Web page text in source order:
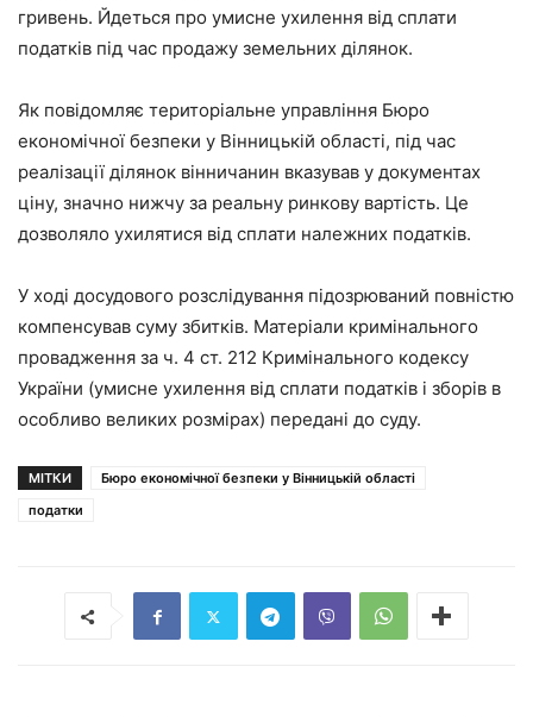
гривень. Йдеться про умисне ухилення від сплати
податків під час продажу земельних ділянок.
Як повідомляє територіальне управління Бюро
економічної безпеки у Вінницькій області, під час
реалізації ділянок вінничанин вказував у документах
ціну, значно нижчу за реальну ринкову вартість. Це
дозволяло ухилятися від сплати належних податків.
У ході досудового розслідування підозрюваний повністю
компенсував суму збитків. Матеріали кримінального
провадження за ч. 4 ст. 212 Кримінального кодексу
України (умисне ухилення від сплати податків і зборів в
особливо великих розмірах) передані до суду.
МІТКИ
Бюро економічної безпеки у Вінницькій області
податки